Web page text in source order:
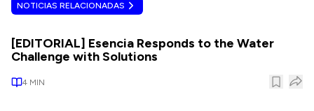
NOTICIAS RELACIONADAS
[EDITORIAL] Esencia Responds to the Water
Challenge with Solutions
4 MIN